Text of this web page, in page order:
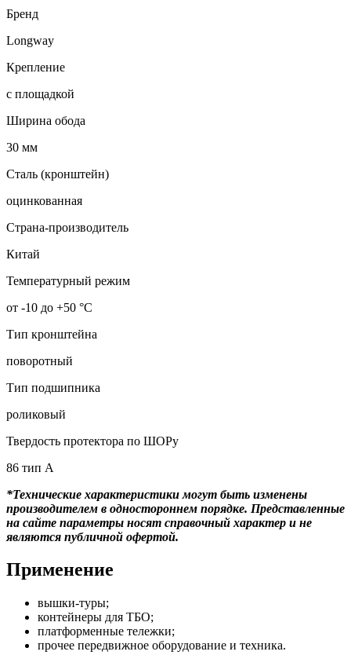
Бренд
Longway
Крепление
с площадкой
Ширина обода
30 мм
Сталь (кронштейн)
оцинкованная
Страна-производитель
Китай
Температурный режим
от -10 до +50 °С
Тип кронштейна
поворотный
Тип подшипника
роликовый
Твердость протектора по ШОРу
86 тип А
*Технические характеристики могут быть изменены
производителем в одностороннем порядке. Представленные
на сайте параметры носят справочный характер и не
являются публичной офертой.
Применение
вышки-туры;
контейнеры для ТБО;
платформенные тележки;
прочее передвижное оборудование и техника.